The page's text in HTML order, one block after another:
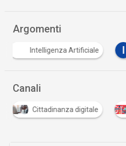
Argomenti
Intelligenza Artificiale I
Canali
Cittadinanza digitale